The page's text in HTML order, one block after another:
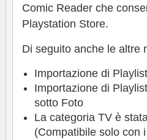
Comic Reader che
Playstation Store.
Di seguito anche le altre
Importazione di
Importazione di
sotto Foto
La categoria TV è
(Compatibile solo con